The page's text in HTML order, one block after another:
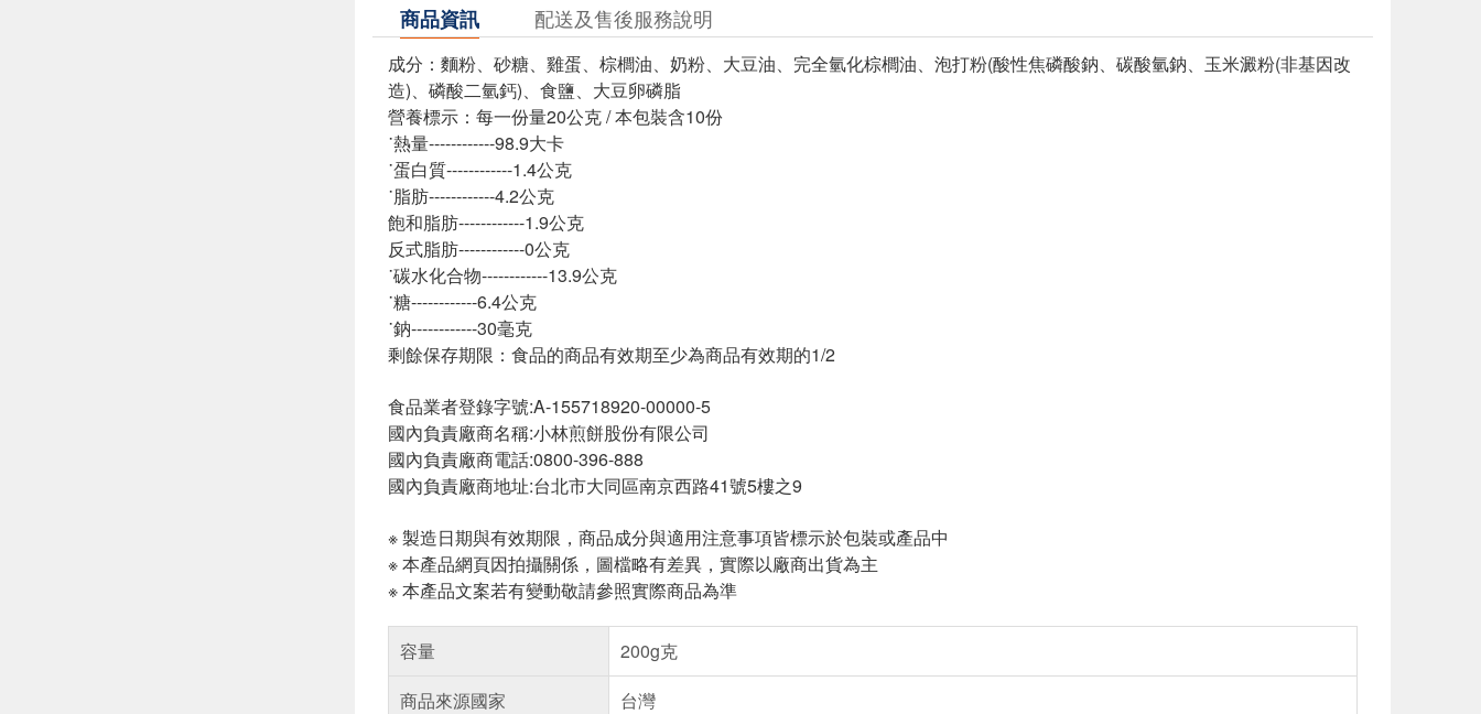
商品資訊 配送及售後服務說明
成分：麵粉、砂糖、雞蛋、棕櫚油、奶粉、大豆油、完全氫化棕櫚油、泡打粉(酸性焦磷酸鈉、碳酸氫鈉、玉米澱粉(非基因改
造)、磷酸二氫鈣)、食鹽、大豆卵磷脂
營養標示：每一份量20公克 / 本包裝含10份
˙熱量------------98.9大卡
˙蛋白質------------1.4公克
˙脂肪------------4.2公克
飽和脂肪------------1.9公克
反式脂肪------------0公克
˙碳水化合物------------13.9公克
˙糖------------6.4公克
˙鈉------------30毫克
剩餘保存期限：食品的商品有效期至少為商品有效期的1/2
食品業者登錄字號:A-155718920-00000-5
國內負責廠商名稱:小林煎餅股份有限公司
國內負責廠商電話:0800-396-888
國內負責廠商地址:台北市大同區南京西路41號5樓之9
※ 製造日期與有效期限，商品成分與適用注意事項皆標示於包裝或產品中
※ 本產品網頁因拍攝關係，圖檔略有差異，實際以廠商出貨為主
※ 本產品文案若有變動敬請參照實際商品為準
容量
200g克
商品來源國家
台灣